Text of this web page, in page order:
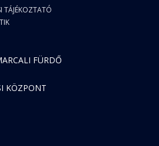
TÁJÉKOZTATÓ
FÜRDŐ
KÖZPONT